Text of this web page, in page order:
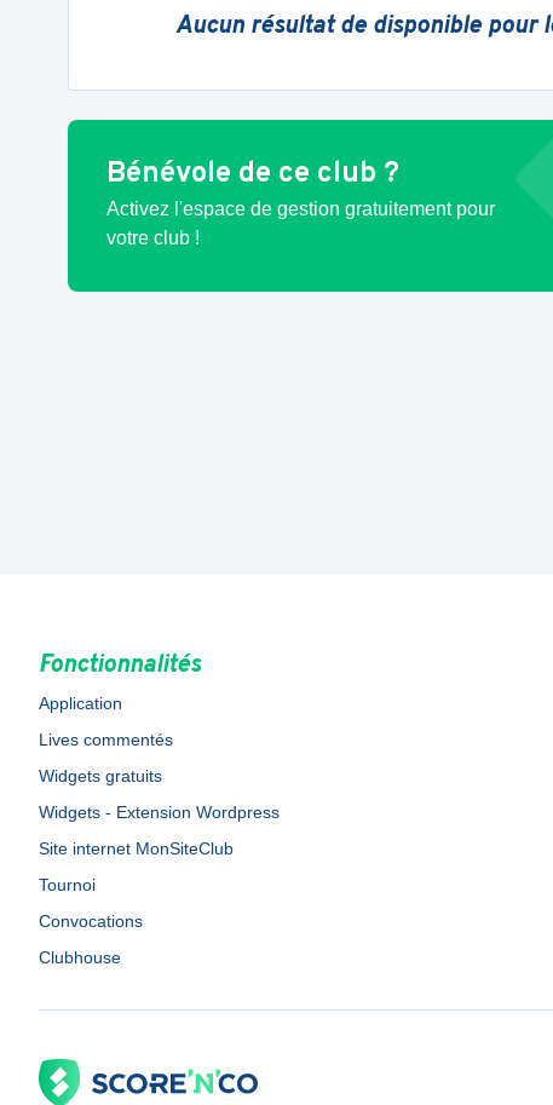
Aucun résultat de disponible pour
Bénévole de ce club ?
Activez l'espace de gestion gratuitement pour
votre club !
Fonctionnalités
Application
Lives commentés
Widgets gratuits
Widgets - Extension Wordpress
Site internet MonSiteClub
Tournoi
Convocations
Clubhouse